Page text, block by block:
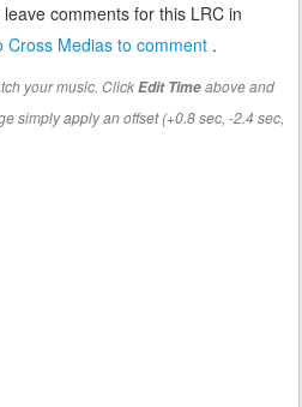
comments for this LRC in
Cross Medias to comment .
your music. ClickEdit Timeabove and
simply apply an offset (+0.8 sec, -2.4 sec,